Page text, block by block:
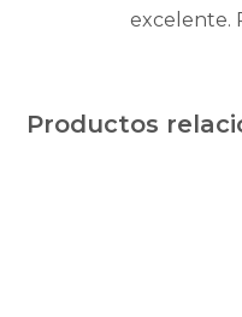
excelente.
Productos